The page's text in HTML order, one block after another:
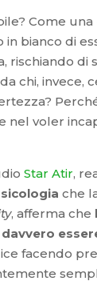
Come
bianco di
rischiando di
chi, invece,
nel voler
Star Atir,
che
, afferma che
facendo